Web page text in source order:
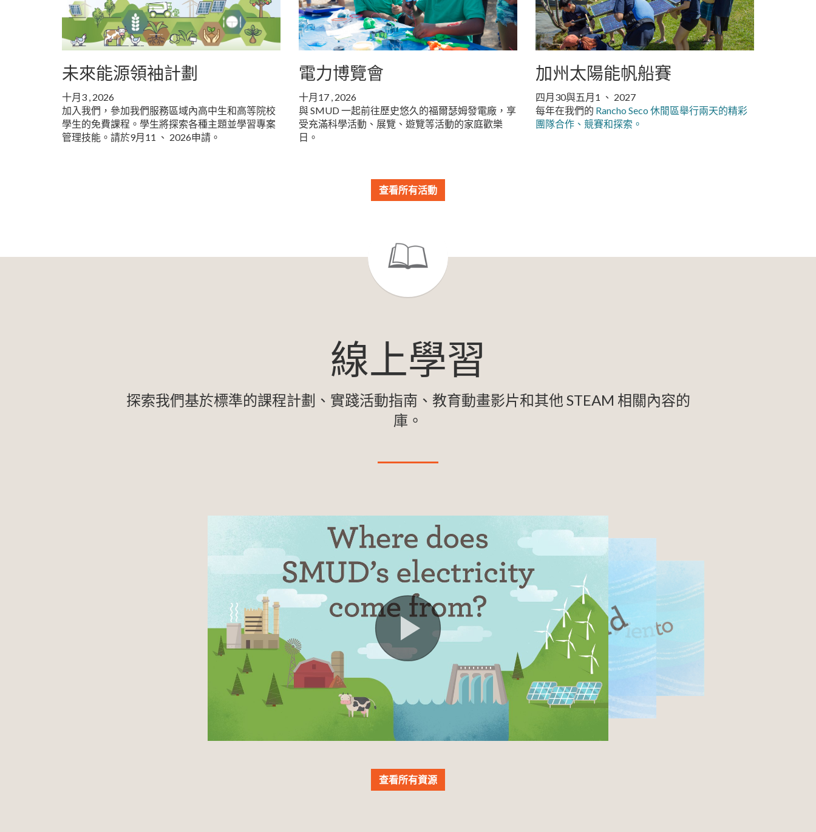
未來能源領袖計劃
十月3 , 2026
加入我們，參加我們服務區域內高中生和高等院校
學生的免費課程。學生將探索各種主題並學習專案
管理技能。請於9月11 、 2026申請。
電力博覽會
十月17 , 2026
與 SMUD 一起前往歷史悠久的福爾瑟姆發電廠，享
受充滿科學活動、展覽、遊覽等活動的家庭歡樂
日。
加州太陽能帆船賽
四月30與五月1 、 2027
每年在我們的 Rancho Seco 休閒區舉行兩天的精彩
團隊合作、競賽和探索。
查看所有活動
線上學習
探索我們基於標準的課程計劃、實踐活動指南、教育動畫影片和其他 STEAM 相關內容的
庫。
查看所有資源